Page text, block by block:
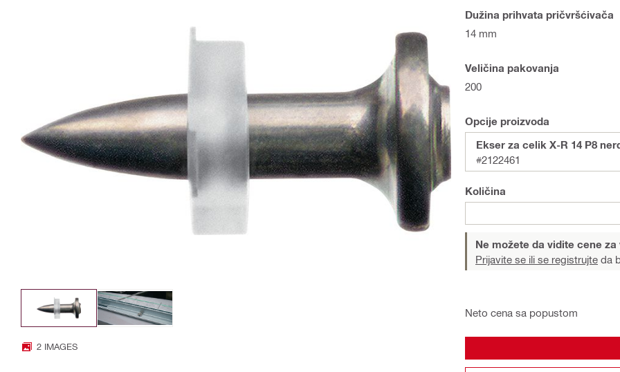
2 IMAGES
Dužina prihvata pričvršćivača
14 mm
Veličina pakovanja
200
Opcije proizvoda
Ekser za celik X-R 14 P8
#2122461
Količina
Ne možete da vidite cene za
Prijavite se ili se registrujte da
Neto cena sa popustom